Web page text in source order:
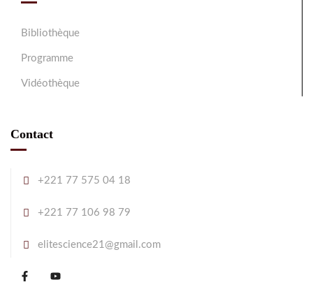
Bibliothèque
Programme
Vidéothèque
Contact
+221 77 575 04 18
+221 77 106 98 79
elitescience21@gmail.com